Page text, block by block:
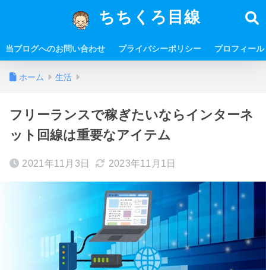
ちちくろ目線
当ブログへのお問い合わせ プライバシーポリシー プロフィール
ホーム 生活
フリーランスで稼ぎたいならインターネ
ット回線は重要なアイテム
2021年11月3日 2023年11月1日